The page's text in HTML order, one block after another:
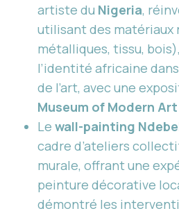
artiste du Nigeria,
utilisant des matériaux
métalliques, tissu,
l’identité africaine
de l’art, avec une
Museum of Modern
Le wall-painting
cadre d’ateliers
murale, offrant une
peinture décorative
démontré les